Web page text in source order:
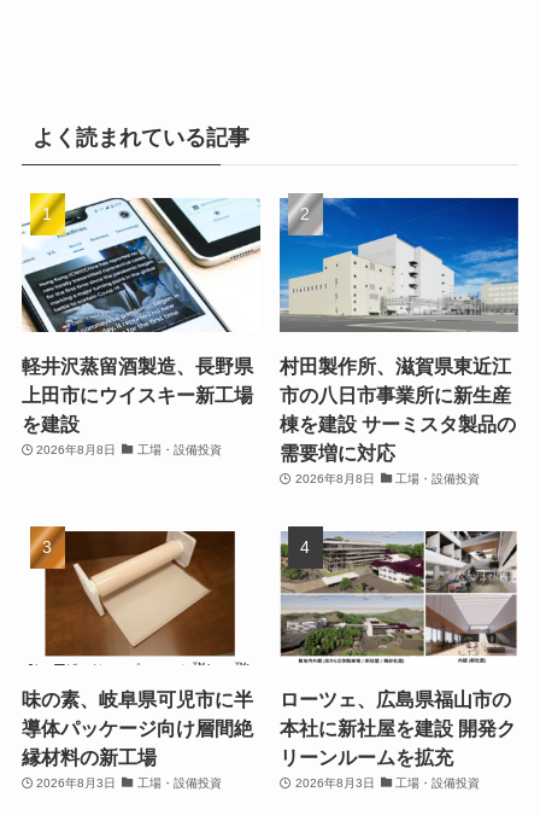
よく読まれている記事
軽井沢蒸留酒製造、長野県
上田市にウイスキー新工場
を建設
2026年8月8日 工場・設備投資
村田製作所、滋賀県東近江
市の八日市事業所に新生産
棟を建設 サーミスタ製品の
需要増に対応
2026年8月8日 工場・設備投資
味の素、岐阜県可児市に半
導体パッケージ向け層間絶
縁材料の新工場
2026年8月3日 工場・設備投資
ローツェ、広島県福山市の
本社に新社屋を建設 開発ク
リーンルームを拡充
2026年8月3日 工場・設備投資